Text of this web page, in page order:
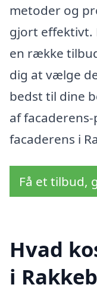
metoder og
gjort effektivt.
en række
dig at vælge
bedst til dine
af
facaderens i
Få et tilbud,
Hvad
i